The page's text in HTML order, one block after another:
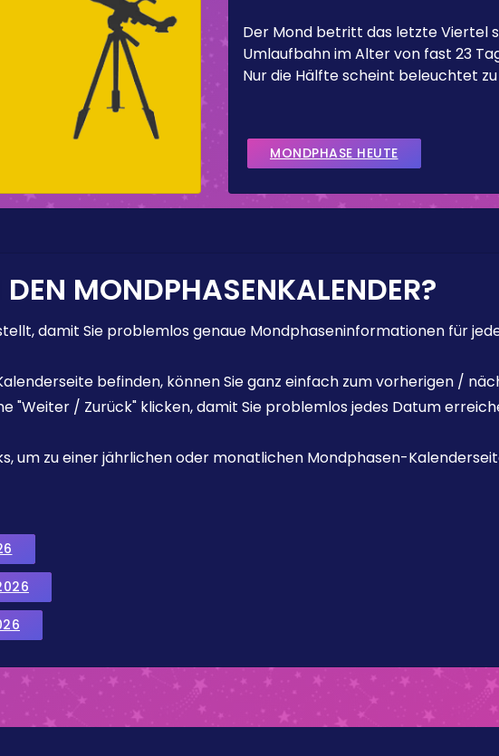
Der Mond betritt das letzte Viertel
Umlaufbahn im Alter von fast 23
Nur die Hälfte scheint beleuchtet zu
MONDPHASE HEUTE
MONDPHASENKALENDER?
damit Sie problemlos genaue Mondphaseninformationen für
befinden, können Sie ganz einfach zum vorherigen /
"Weiter / Zurück" klicken, damit Sie problemlos jedes Datum
um zu einer jährlichen oder monatlichen Mondphasen-